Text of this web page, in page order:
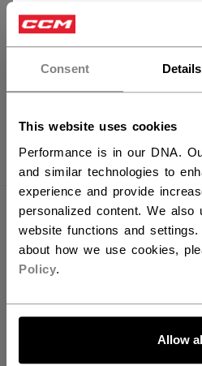
Consent Details
This website uses cookies
Performance is in our DNA.
and similar technologies to
experience and provide
personalized content. We
website functions and
about how we use cookies,
Policy.
Allow
Vous souhaitez
produits aux
ALLONS-Y !
Politique de livraison
PHOTOS DU PRODUIT
IDENTIFICATION
COLLECTION
SS3